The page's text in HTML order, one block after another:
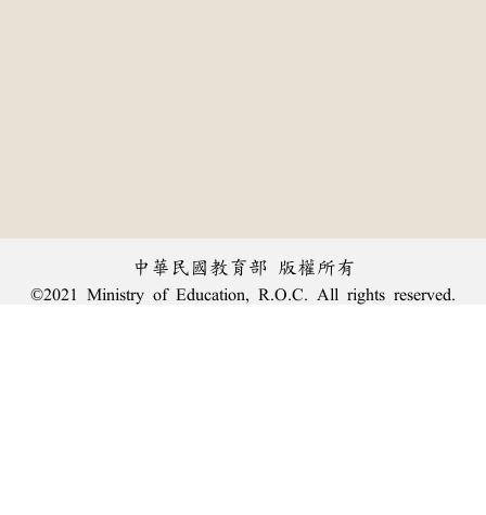
中華民國教育部 版權所有
©2021 Ministry of Education, R.O.C. All rights reserved.